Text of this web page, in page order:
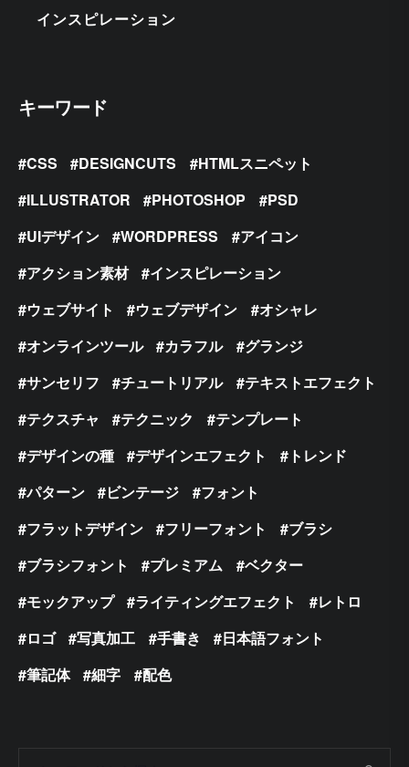
インスピレーション
キーワード
CSS DESIGNCUTS
HTMLスニペット
ILLUSTRATOR
PHOTOSHOP
PSD
UIデザイン
WORDPRESS
アイコン
アクション素材
インスピレーション
ウェブサイト
ウェブデザイン
オシャレ
オンラインツール
カラフル
グランジ
サンセリフ
チュートリアル
テキストエフェクト
テクスチャ
テクニック
テンプレート
デザインの種
デザインエフェクト
トレンド
パターン
ビンテージ
フォント
フラットデザイン
フリーフォント
ブラシ
ブラシフォント
プレミアム
ベクター
モックアップ
ライティングエフェクト
レトロ
ロゴ
写真加工 手書き
日本語フォント
筆記体
細字 配色